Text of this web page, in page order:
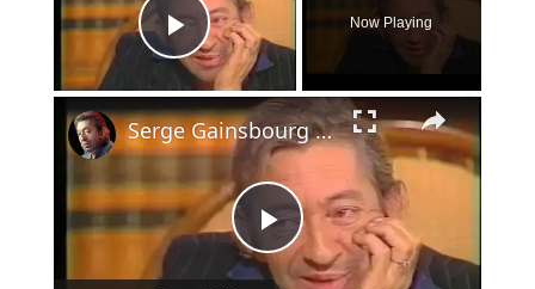
Play Video
Now Playing
×
Play
Serge Gainsbourg - Et si on se disait tout - 1989 - partie 1/2